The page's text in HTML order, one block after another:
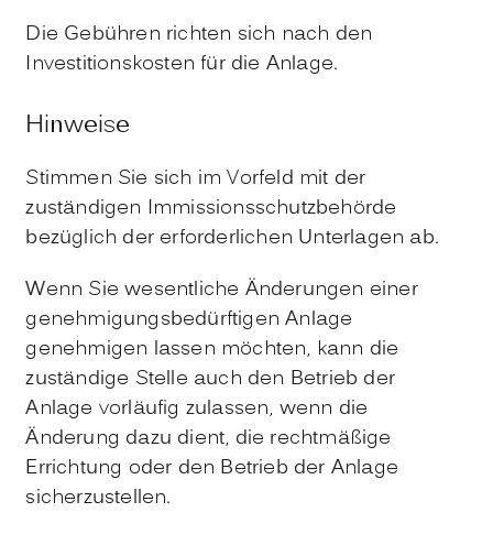
Die Gebühren richten sich nach den
Investitionskosten für die Anlage.
Hinweise
Stimmen Sie sich im Vorfeld mit der
zuständigen Immissionsschutzbehörde
bezüglich der erforderlichen Unterlagen ab.
Wenn Sie wesentliche Änderungen einer
genehmigungsbedürftigen Anlage
genehmigen lassen möchten, kann die
zuständige Stelle auch den Betrieb der
Anlage vorläufig zulassen, wenn die
Änderung dazu dient, die rechtmäßige
Errichtung oder den Betrieb der Anlage
sicherzustellen.